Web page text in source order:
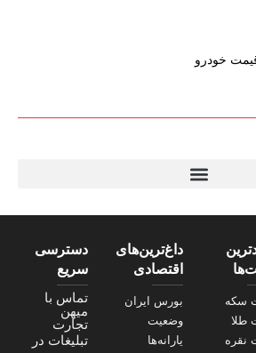
سکه
طلا
نقره
داغ‌ترین‌های
اقتصادی
بورس ایران
وضعیت
یارانه‌ها
دسترسی
سریع
تماس با
میهن
تجارت
تبلیغات در